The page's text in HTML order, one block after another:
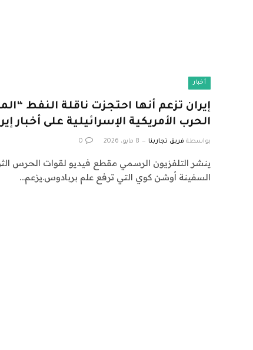
أخبار
إيران تزعم أنها احتجزت ناقلة النفط
الحرب الأمريكية الإسرائيلية على أخبار
بواسطة فريق تجاربنا 8 مايو، 2026 0
ينشر التلفزيون الرسمي مقطع فيديو لقوات الحرس
السفينة أوشن كوي التي ترفع علم بربادوس.يزعم…